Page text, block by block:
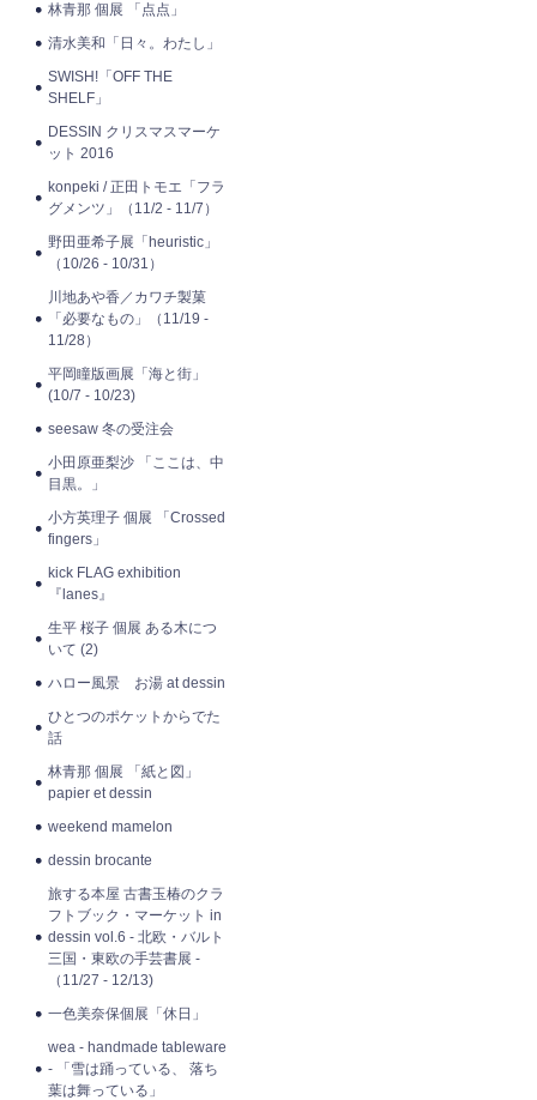
林青那 個展 「点点」
清水美和「日々。わたし」
SWISH!「OFF THE
SHELF」
DESSIN クリスマスマーケ
ット 2016
konpeki / 正田トモエ「フラ
グメンツ」（11/2 - 11/7）
野田亜希子展「heuristic」
（10/26 - 10/31）
川地あや香／カワチ製菓
「必要なもの」（11/19 -
11/28）
平岡瞳版画展「海と街」
(10/7 - 10/23)
seesaw 冬の受注会
小田原亜梨沙 「ここは、中
目黒。」
小方英理子 個展 「Crossed
fingers」
kick FLAG exhibition
『lanes』
生平 桜子 個展 ある木につ
いて (2)
ハロー風景 お湯 at dessin
ひとつのポケットからでた
話
林青那 個展 「紙と図」
papier et dessin
weekend mamelon
dessin brocante
旅する本屋 古書玉椿のクラ
フトブック・マーケット in
dessin vol.6 - 北欧・バルト
三国・東欧の手芸書展 -
（11/27 - 12/13)
一色美奈保個展「休日」
wea - handmade tableware
- 「雪は踊っている、 落ち
葉は舞っている」